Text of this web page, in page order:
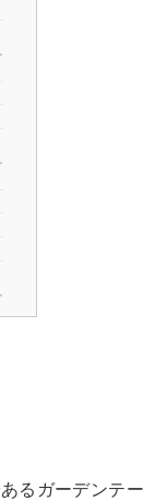
るガーデンテー